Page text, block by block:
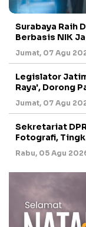
Surabaya Raih
Berbasis NIK
Jumat, 07 Agu
Legislator
Raya', Dorong
Jumat, 07 Agu
Sekretariat
Fotografi,
Rabu, 05 Agu